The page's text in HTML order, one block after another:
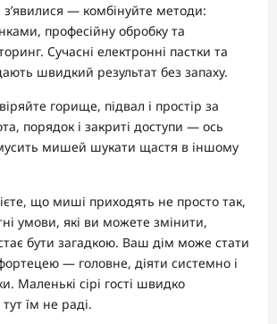
— комбінуйте методи:
професійну обробку та
Сучасні електронні пастки та
швидкий результат без запаху.
горище, підвал і простір за
порядок і закриті доступи — ось
мишей шукати щастя в іншому
що миші приходять не просто так,
умови, які ви можете змінити,
бути загадкою. Ваш дім може стати
— головне, діяти системно і
Маленькі сірі гості швидко
їм не раді.